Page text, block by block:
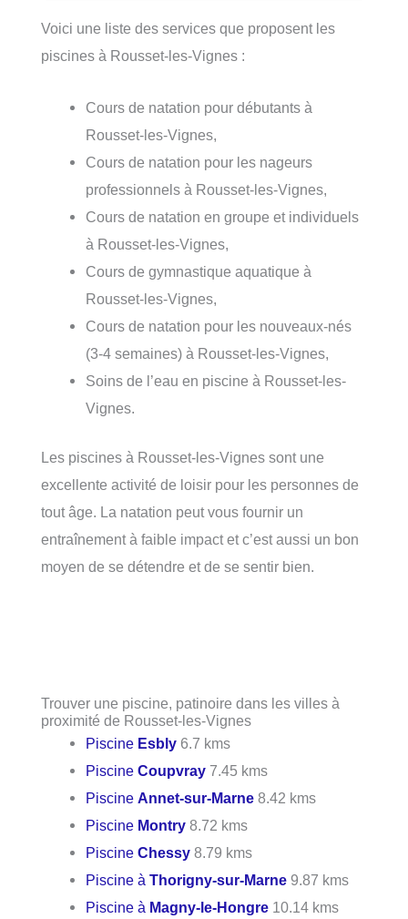
Voici une liste des services que proposent les
piscines à Rousset-les-Vignes :
Cours de natation pour débutants à
Rousset-les-Vignes,
Cours de natation pour les nageurs
professionnels à Rousset-les-Vignes,
Cours de natation en groupe et individuels
à Rousset-les-Vignes,
Cours de gymnastique aquatique à
Rousset-les-Vignes,
Cours de natation pour les nouveaux-nés
(3-4 semaines) à Rousset-les-Vignes,
Soins de l’eau en piscine à Rousset-les-
Vignes.
Les piscines à Rousset-les-Vignes sont une
excellente activité de loisir pour les personnes de
tout âge. La natation peut vous fournir un
entraînement à faible impact et c’est aussi un bon
moyen de se détendre et de se sentir bien.
Trouver une piscine, patinoire dans les villes à
proximité de Rousset-les-Vignes
Piscine Esbly 6.7 kms
PiscineCoupvray 7.45 kms
PiscineAnnet-sur-Marne 8.42 kms
Piscine Montry 8.72 kms
PiscineChessy 8.79 kms
Piscine àThorigny-sur-Marne 9.87 kms
Piscine à Magny-le-Hongre 10.14 kms